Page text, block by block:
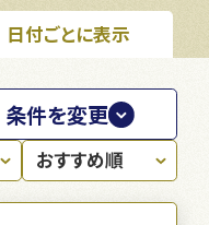
日付ごとに表示
条件を変更